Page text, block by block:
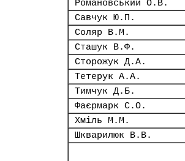
Романовський О.В.
Савчук Ю.П.
Соляр В.М.
Сташук В.Ф.
Сторожук Д.А.
Тетерук А.А.
Тимчук Д.Б.
Фаєрмарк С.О.
Хміль М.М.
Шкварилюк В.В.